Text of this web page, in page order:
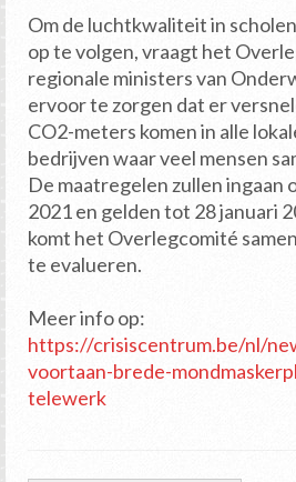
Om de luchtkwaliteit in
op te volgen, vraagt het
regionale ministers van
ervoor te zorgen dat er
CO2-meters komen in alle
bedrijven waar veel mensen
De maatregelen zullen ingaan
2021 en gelden tot 28 januari
komt het Overlegcomité
te evalueren.
Meer info op:
https://crisiscentrum.be/nl/
voortaan-brede-
telewerk